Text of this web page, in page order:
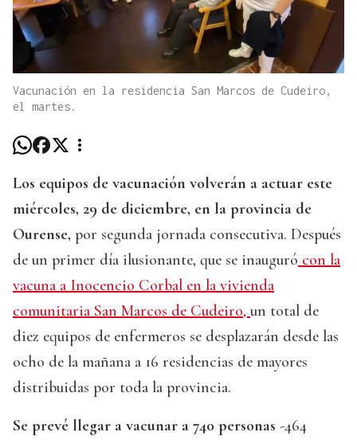
Vacunación en la residencia San Marcos de Cudeiro,
el martes.
Los equipos de vacunación volverán a actuar este
miércoles, 29 de diciembre, en la provincia de
Ourense, por segunda jornada consecutiva. Después
de un primer día ilusionante, que se inauguró con la
vacuna a Inocencio Corbal en la vivienda
comunitaria San Marcos de Cudeiro, un total de
diez equipos de enfermeros se desplazarán desde las
ocho de la mañana a 16 residencias de mayores
distribuidas por toda la provincia.
Se prevé llegar a vacunar a 740 personas -464